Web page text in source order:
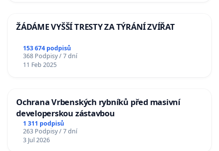
ŽÁDÁME VYŠŠÍ TRESTY ZA TÝRÁNÍ ZVÍŘAT
153 674 podpisů
368 Podpisy / 7 dní
11 Feb 2025
Ochrana Vrbenských rybníků před masivní
developerskou zástavbou
1 311 podpisů
263 Podpisy / 7 dní
3 Jul 2026